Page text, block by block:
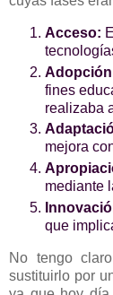
Acceso:
fines
realizaba
mejora
mediante
que
No tengo
sustituirlo por